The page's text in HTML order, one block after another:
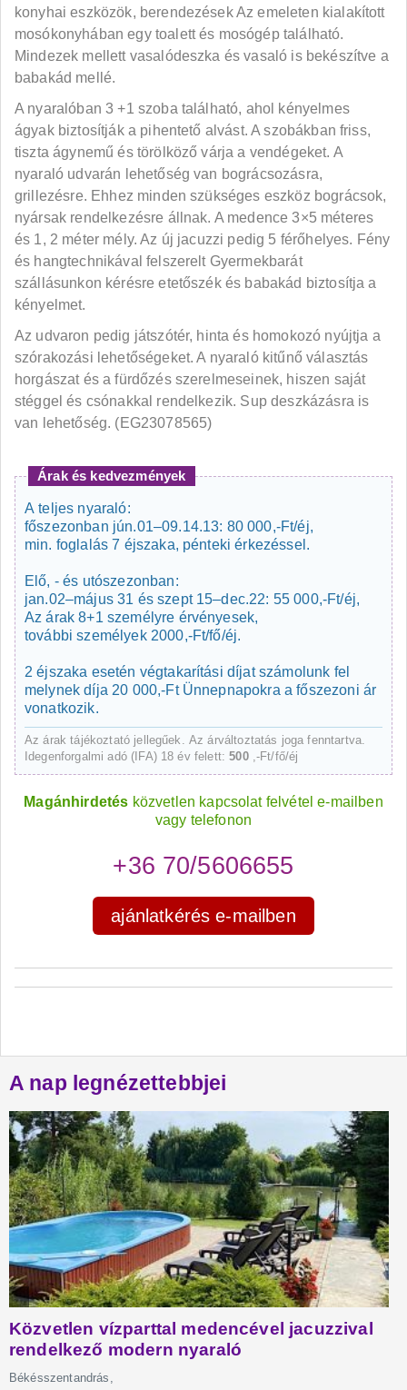
konyhai eszközök, berendezések Az emeleten kialakított
mosókonyhában egy toalett és mosógép található.
Mindezek mellett vasalódeszka és vasaló is bekészítve a
babakád mellé.
A nyaralóban 3 +1 szoba található, ahol kényelmes
ágyak biztosítják a pihentető alvást. A szobákban friss,
tiszta ágynemű és törölköző várja a vendégeket. A
nyaraló udvarán lehetőség van bográcsozásra,
grillezésre. Ehhez minden szükséges eszköz bográcsok,
nyársak rendelkezésre állnak. A medence 3×5 méteres
és 1, 2 méter mély. Az új jacuzzi pedig 5 férőhelyes. Fény
és hangtechnikával felszerelt Gyermekbarát
szállásunkon kérésre etetőszék és babakád biztosítja a
kényelmet.
Az udvaron pedig játszótér, hinta és homokozó nyújtja a
szórakozási lehetőségeket. A nyaraló kitűnő választás
horgászat és a fürdőzés szerelmeseinek, hiszen saját
stéggel és csónakkal rendelkezik. Sup deszkázásra is
van lehetőség. (EG23078565)
Árak és kedvezmények
A teljes nyaraló:
főszezonban jún.01–09.14.13: 80 000,-Ft/éj,
min. foglalás 7 éjszaka, pénteki érkezéssel.
Elő, - és utószezonban:
jan.02–május 31 és szept 15–dec.22: 55 000,-Ft/éj,
Az árak 8+1 személyre érvényesek,
további személyek 2000,-Ft/fő/éj.
2 éjszaka esetén végtakarítási díjat számolunk fel
melynek díja 20 000,-Ft Ünnepnapokra a főszezoni ár
vonatkozik.
Az árak tájékoztató jellegűek. Az árváltoztatás joga fenntartva.
Idegenforgalmi adó (IFA) 18 év felett:500 ,-Ft/fő/éj
Magánhirdetés közvetlen kapcsolat felvétel e-mailben
vagy telefonon
+36 70/5606655
ajánlatkérés e-mailben
A nap legnézettebbjei